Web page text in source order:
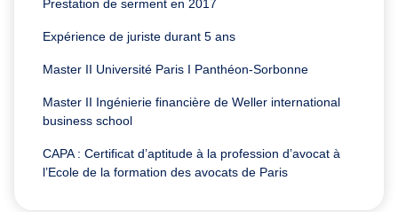
Prestation de serment en 2017
Expérience de juriste durant 5 ans
Master II Université Paris I Panthéon-Sorbonne
Master II Ingénierie financière de Weller international
business school
CAPA : Certificat d’aptitude à la profession d’avocat à
l’Ecole de la formation des avocats de Paris